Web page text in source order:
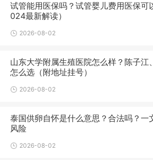
试管能用医保吗？试管婴儿费用医保
024最新解读）
2026-08-02
山东大学附属生殖医院怎么样？陈子江
怎么选（附地址挂号）
2026-08-02
泰国供卵自怀是什么意思？合法吗？一
风险
2026-08-02